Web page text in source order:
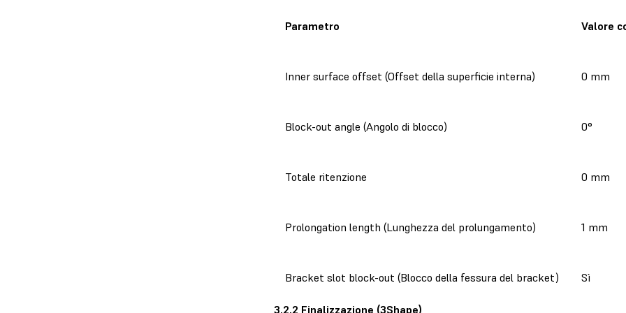
Parametro Valore
Inner surface offset (Offset della superficie interna) 0 mm
Block-out angle (Angolo di blocco) 0°
Totale ritenzione 0 mm
Prolongation length (Lunghezza del prolungamento) 1 mm
Bracket slot block-out (Blocco della fessura del bracket) Sì
3.2.2 Finalizzazione (3Shape)